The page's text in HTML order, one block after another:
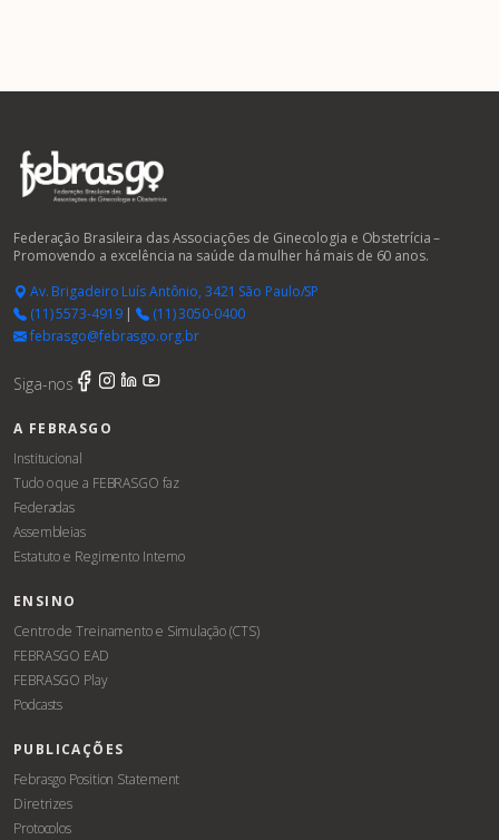
Federação Brasileira das Associações de Ginecologia e Obstetrícia –
Promovendo a excelência na saúde da mulher há mais de 60 anos.
Av. Brigadeiro Luís Antônio, 3421 São Paulo/SP
(11) 5573-4919|
(11) 3050-0400
febrasgo@febrasgo.org.br
Siga-nos
A FEBRASGO
Institucional
Tudo o que a FEBRASGO faz
Federadas
Assembleias
Estatuto e Regimento Interno
ENSINO
Centro de Treinamento e Simulação (CTS)
FEBRASGO EAD
FEBRASGO Play
Podcasts
PUBLICAÇÕES
Febrasgo Position Statement
Diretrizes
Protocolos